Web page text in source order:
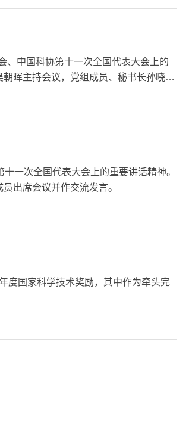
、中国科协第十一次全国代表大会上的
晖主持会议，党组成员、秘书长孙晓明
一次全国代表大会上的重要讲话精神。
出席会议并作交流发言。
度国家科学技术奖励，其中作为牵头完